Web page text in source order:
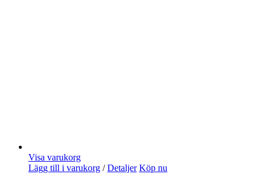
Visa varukorg
Lägg till i varukorg / Detaljer Köp nu